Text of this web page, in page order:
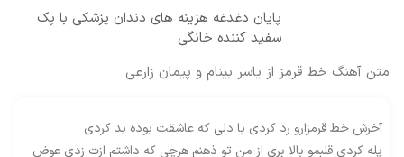
پایان دغدغه هزینه های دندان پزشکی با پک
سفید کننده خانگی
متن آهنگ خط قرمز از یاسر بینام و پیمان زارعی
آخرش خط قرمزارو رد کردی با دلی که عاشقت بوده بد کردی
پله کردی قلبمو بالا بری از من تو ذهنم هرچی که داشتم ازت زدی عوض